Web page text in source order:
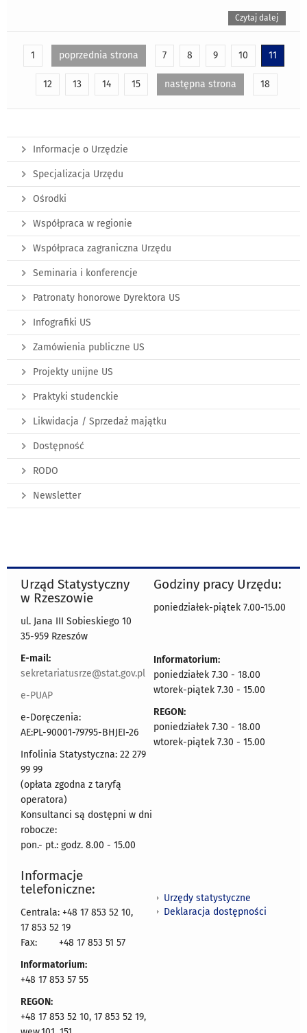
Czytaj dalej
1 poprzednia strona 7 8 9 10 11
12 13 14 15 następna strona 18
Informacje o Urzędzie
Specjalizacja Urzędu
Ośrodki
Współpraca w regionie
Współpraca zagraniczna Urzędu
Seminaria i konferencje
Patronaty honorowe Dyrektora US
Infografiki US
Zamówienia publiczne US
Projekty unijne US
Praktyki studenckie
Likwidacja / Sprzedaż majątku
Dostępność
RODO
Newsletter
Urząd Statystyczny
w Rzeszowie
ul. Jana III Sobieskiego 10
35-959 Rzeszów
E-mail:
sekretariatusrze@stat.gov.pl
e-PUAP
e-Doręczenia:
AE:PL-90001-79795-BHJEI-26
Infolinia Statystyczna: 22 279
99 99
(opłata zgodna z taryfą
operatora)
Konsultanci są dostępni w dni
robocze:
pon.- pt.: godz. 8.00 - 15.00
Godziny pracy Urzędu:
poniedziałek-piątek 7.00-15.00
Informatorium:
poniedziałek 7.30 - 18.00
wtorek-piątek 7.30 - 15.00
REGON:
poniedziałek 7.30 - 18.00
wtorek-piątek 7.30 - 15.00
Informacje
telefoniczne:
Centrala: +48 17 853 52 10,
17 853 52 19
Fax:
+48 17 853 51 57
Informatorium:
+48 17 853 57 55
REGON:
+48 17 853 52 10, 17 853 52 19,
Urzędy statystyczne
Deklaracja dostępności